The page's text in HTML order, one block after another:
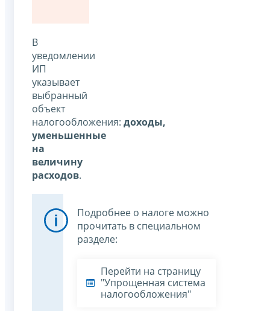
В
уведомлении
ИП
указывает
выбранный
объект
налогообложения: доходы,
уменьшенные
на
величину
расходов.
Подробнее о налоге можно
прочитать в специальном
разделе:
Перейти на страницу
"Упрощенная система
налогообложения"